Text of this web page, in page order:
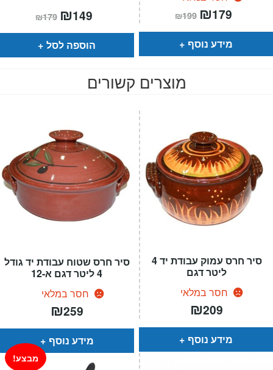
₪179 המחיר
המקורי
היה:
₪179.
₪149
הוא:
הוספה לסל
₪199 המחיר
המקורי
היה:
₪199.
₪179
הוא:
מידע נוסף
מוצרים קשורים
סיר חרס שטוח עבודת יד גודל
4 ליטר דגם א-12
חסר במלאי
₪259
מידע נוסף
סיר חרס עמוק עבודת יד 4
ליטר דגם
חסר במלאי
₪209
מידע נוסף
מבצע!